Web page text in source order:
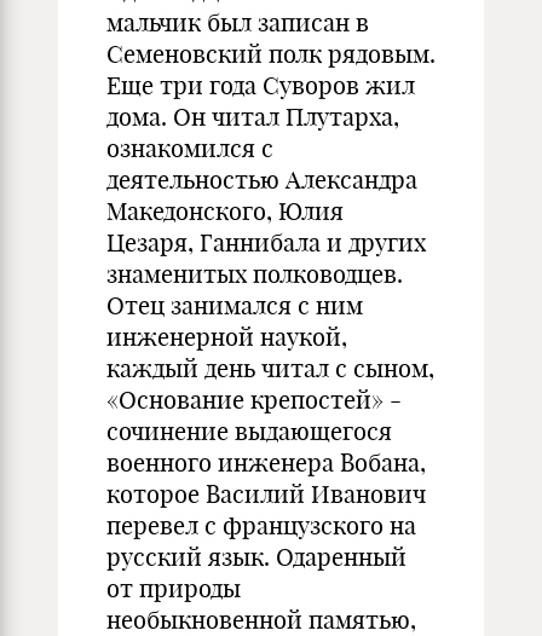
мальчик был записан в
Семеновский полк рядовым.
Еще три года Суворов жил
дома. Он читал Плутарха,
ознакомился с
деятельностью Александра
Македонского, Юлия
Цезаря, Ганнибала и других
знаменитых полководцев.
Отец занимался с ним
инженерной наукой,
каждый день читал с сыном,
«Основание крепостей» -
сочинение выдающегося
военного инженера Вобана,
которое Василий Иванович
перевел с французского на
русский язык. Одаренный
от природы
необыкновенной памятью,